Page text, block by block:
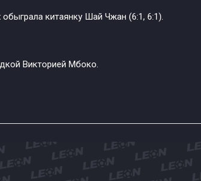
обыграла китаянку Шай Чжан (6:1, 6:1).
Викторией Мбоко.